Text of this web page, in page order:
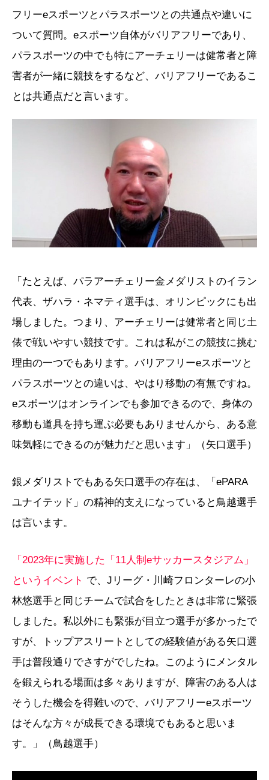
フリーeスポーツとパラスポーツとの共通点や違いに
ついて質問。eスポーツ自体がバリアフリーであり、
パラスポーツの中でも特にアーチェリーは健常者と障
害者が一緒に競技をするなど、バリアフリーであるこ
とは共通点だと言います。
「たとえば、パラアーチェリー金メダリストのイラン
代表、ザハラ・ネマティ選手は、オリンピックにも出
場しました。つまり、アーチェリーは健常者と同じ土
俵で戦いやすい競技です。これは私がこの競技に挑む
理由の一つでもあります。バリアフリーeスポーツと
パラスポーツとの違いは、やはり移動の有無ですね。
eスポーツはオンラインでも参加できるので、身体の
移動も道具を持ち運ぶ必要もありませんから、ある意
味気軽にできるのが魅力だと思います」（矢口選手）
銀メダリストでもある矢口選手の存在は、「ePARA
ユナイテッド」の精神的支えになっていると鳥越選手
は言います。
「2023年に実施した「11人制eサッカースタジアム」
というイベント で、Jリーグ・川崎フロンターレの小
林悠選手と同じチームで試合をしたときは非常に緊張
しました。私以外にも緊張が目立つ選手が多かったで
すが、トップアスリートとしての経験値がある矢口選
手は普段通りでさすがでしたね。このようにメンタル
を鍛えられる場面は多々ありますが、障害のある人は
そうした機会を得難いので、バリアフリーeスポーツ
はそんな方々が成長できる環境でもあると思いま
す。」（鳥越選手）